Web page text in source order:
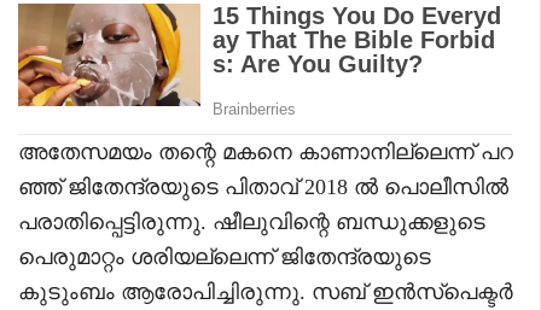
അതേസമയം തന്റെ മകനെ കാണാനില്ലെന്ന് പറ
ഞ്ഞ് ജിതേന്ദ്രയുടെ പിതാവ് 2018 ൽ പൊലീസിൽ
പരാതിപ്പെട്ടിരുന്നു. ഷീലുവിന്റെ ബന്ധുക്കളുടെ
പെരുമാറ്റം ശരിയല്ലെന്ന് ജിതേന്ദ്രയുടെ
കുടുംബം ആരോപിച്ചിരുന്നു. സബ് ഇൻസ്‌പെക്ടർ